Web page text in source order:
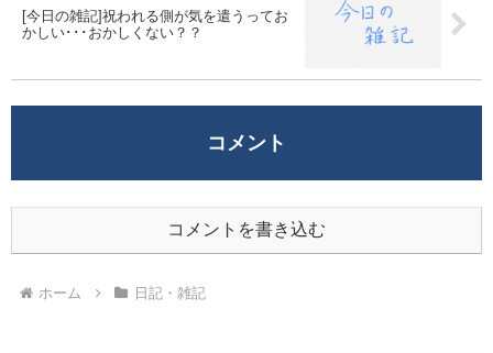
[今日の雑記]祝われる側が気を遣うってお
かしい･･･おかしくない？？
コメント
コメントを書き込む
ホーム 日記・雑記